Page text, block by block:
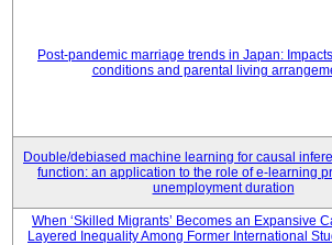
Post-pandemic marriage trends in Japan:
conditions and parental living
Double/debiased machine learning for causal
function: an application to the role of e-learning
unemployment duration
When ‘Skilled Migrants’ Becomes an Expansive
Layered Inequality Among Former International